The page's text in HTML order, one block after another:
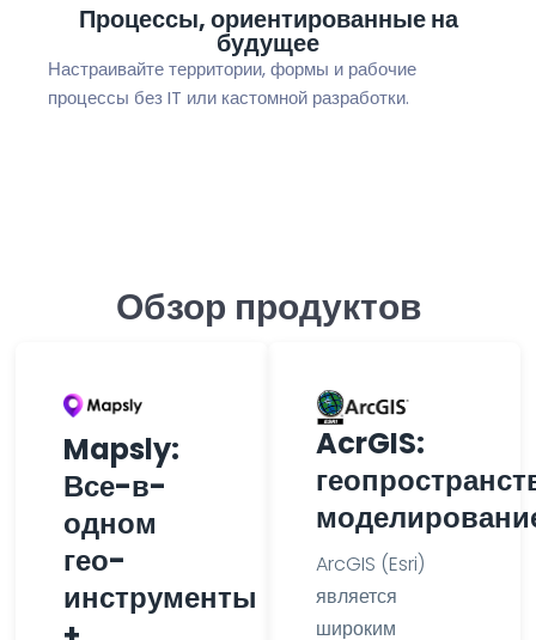
Процессы, ориентированные на
будущее
Настраивайте территории, формы и рабочие
процессы без IT или кастомной разработки.
Обзор продуктов
Mapsly:
Все-в-
одном
гео-
инструменты
AcrGIS:
ArcGIS (Esri)
является
широким